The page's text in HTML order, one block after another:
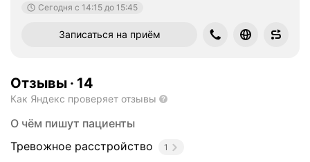
Сегодня c 14:15 до 15:45
Записаться на приём
Отзывы · 14
Как Яндекс проверяет отзывы
О чём пишут пациенты
Тревожное расстройство
1